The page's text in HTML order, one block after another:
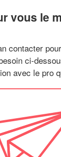
vous le
contacter
ci-
avec le pro